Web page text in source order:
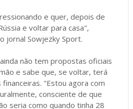
e quer, depois de
e voltar para casa",
jornal Sowjezky Sport.
não tem propostas oficiais
e sabe que, se voltar, terá
"Estou agora com
consciente de que
seria como quando tinha 28